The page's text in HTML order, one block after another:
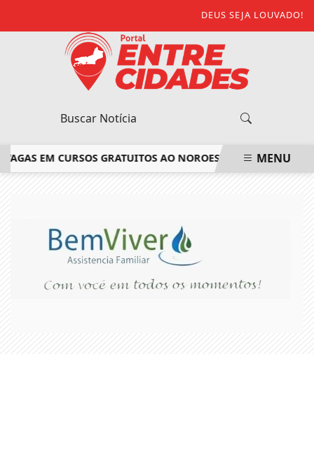
DEUS SEJA LOUVADO!
EM CURSOS GRATUITOS AO NOROESTE FLUMINENSE
MENU